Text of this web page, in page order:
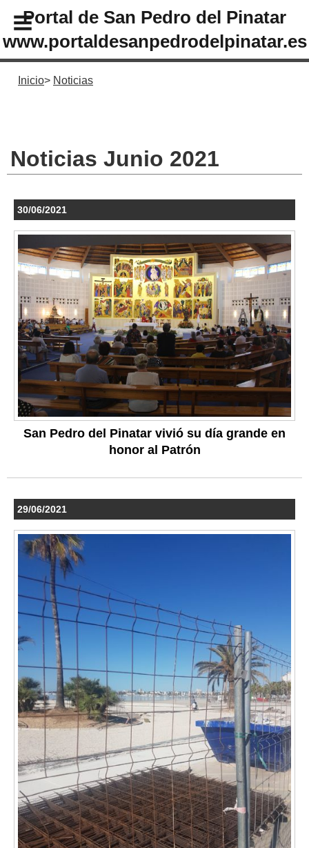
Portal de San Pedro del Pinatar
www.portaldesanpedrodelpinatar.es
Inicio Noticias
Noticias Junio 2021
30/06/2021
San Pedro del Pinatar vivió su día grande en
honor al Patrón
29/06/2021